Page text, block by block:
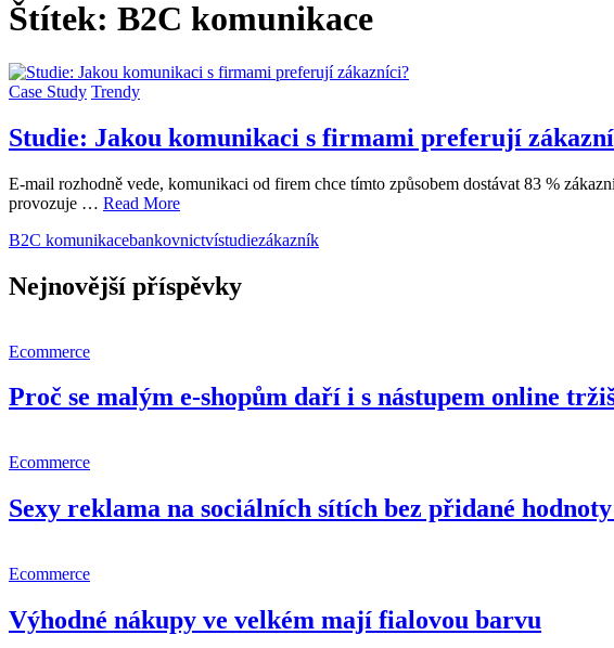
Štítek: B2C komunikace
Case Study Trendy
Studie: Jakou komunikaci s firmami preferují
E-mail rozhodně vede, komunikaci od firem chce tímto způsobem dostávat 83 %
provozuje … Read More
B2C komunikacebankovnictvístudiezákazník
Nejnovější příspěvky
Ecommerce
Proč se malým e-shopům daří i s nástupem online
Ecommerce
Sexy reklama na sociálních sítích bez přidané
Ecommerce
Výhodné nákupy ve velkém mají fialovou barvu